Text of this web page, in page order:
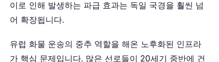
이로 인해 발생하는 파급 효과는 독일 국경을 훨씬 넘
어 확장됩니다.
유럽 화물 운송의 중추 역할을 해온 노후화된 인프라
가 핵심 문제입니다. 많은 선로들이 20세기 중반에 건